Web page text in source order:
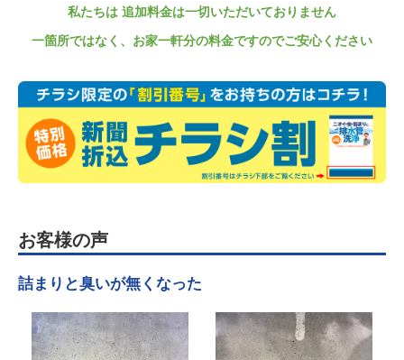
私たちは 追加料金は一切いただいておりません
一箇所ではなく、お家一軒分の料金ですのでご安心ください
お客様の声
詰まりと臭いが無くなった